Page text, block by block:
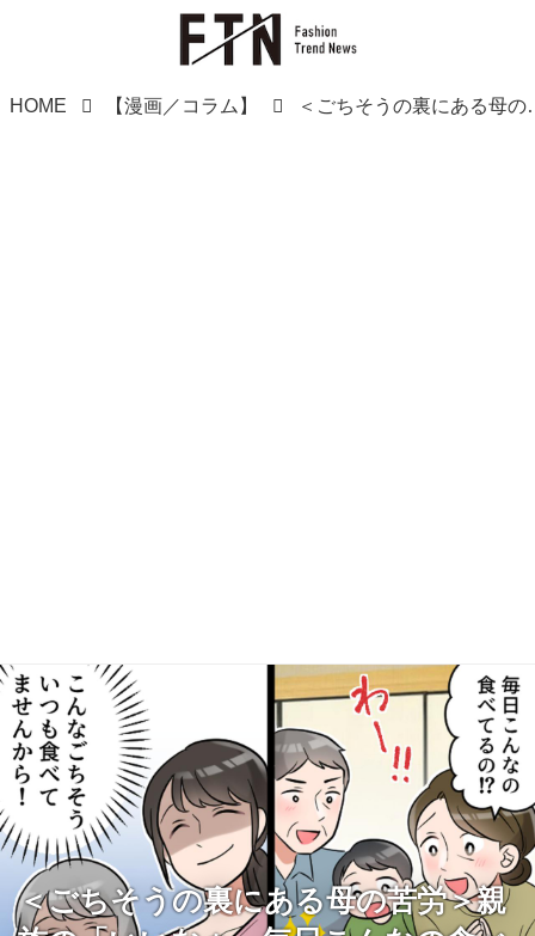
HOME 【漫画／コラム】 ＜ごちそうの裏にある母の苦労
＜ごちそうの裏にある母の苦労＞親